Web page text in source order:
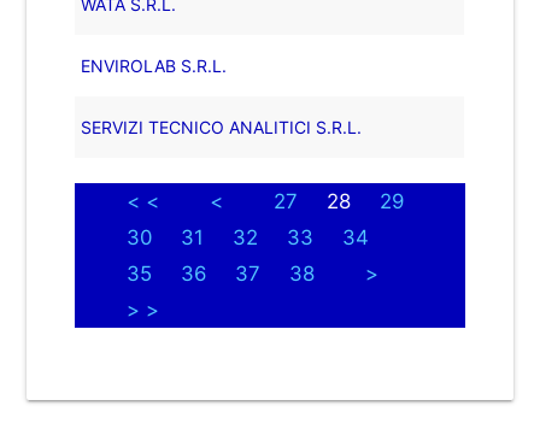
ENVIROLAB S.R.L.
SERVIZI TECNICO ANALITICI S.R.L.
< < < 27 28
29
30
31 32 33
34
35
36 37 38
>
> >